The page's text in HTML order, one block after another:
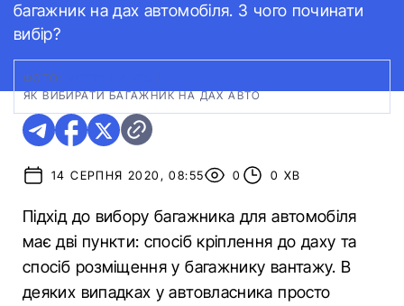
багажник на дах автомобіля. З чого починати
вибір?
ФОТО:
ЯК ВИБИРАТИ БАГАЖНИК НА ДАХ АВТО
14 СЕРПНЯ 2020, 08:55 0 0 ХВ
Підхід до вибору багажника для автомобіля
має дві пункти: спосіб кріплення до даху та
спосіб розміщення у багажнику вантажу. В
деяких випадках у автовласника просто